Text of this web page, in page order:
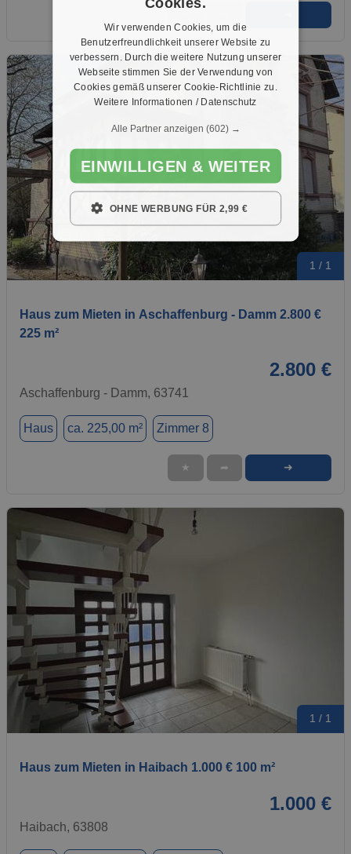
1 / 1
Haus zum Mieten in Aschaffenburg - Damm 2.800 €
225 m²
2.800 €
Aschaffenburg - Damm, 63741
Haus ca. 225,00 m² Zimmer 8
★ ➦ ➜
1 / 1
Haus zum Mieten in Haibach 1.000 € 100 m²
1.000 €
Haibach, 63808
Wir verwenden Cookies, um die
Benutzerfreundlichkeit unserer Website zu
verbessern. Durch die weitere Nutzung unserer
Webseite stimmen Sie der Verwendung von
Cookies gemäß unserer Cookie-Richtlinie zu.
Weitere Informationen / Datenschutz
Alle Partner anzeigen (602) →
EINWILLIGEN & WEITER
OHNE WERBUNG FÜR 2,99 €